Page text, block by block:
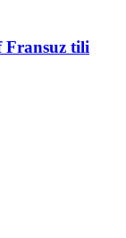
Fransuz tili